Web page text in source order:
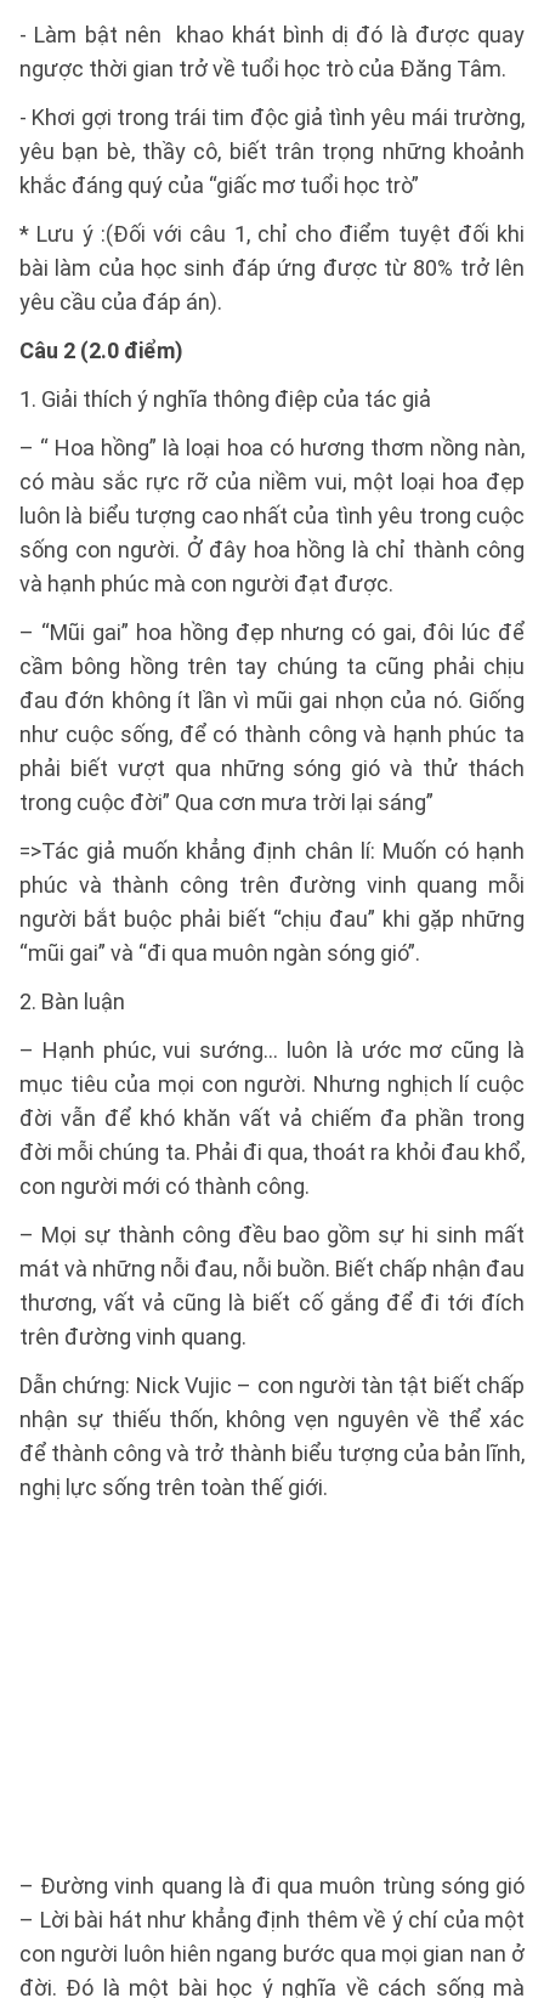
- Làm bật nên khao khát bình dị đó là được quay
ngược thời gian trở về tuổi học trò của Đăng Tâm.
- Khơi gợi trong trái tim độc giả tình yêu mái trường,
yêu bạn bè, thầy cô, biết trân trọng những khoảnh
khắc đáng quý của “giấc mơ tuổi học trò”
* Lưu ý :(Đối với câu 1, chỉ cho điểm tuyệt đối khi
bài làm của học sinh đáp ứng được từ 80% trở lên
yêu cầu của đáp án).
Câu 2 (2.0 điểm)
1. Giải thích ý nghĩa thông điệp của tác giả
– “ Hoa hồng” là loại hoa có hương thơm nồng nàn,
có màu sắc rực rỡ của niềm vui, một loại hoa đẹp
luôn là biểu tượng cao nhất của tình yêu trong cuộc
sống con người. Ở đây hoa hồng là chỉ thành công
và hạnh phúc mà con người đạt được.
– “Mũi gai” hoa hồng đẹp nhưng có gai, đôi lúc để
cầm bông hồng trên tay chúng ta cũng phải chịu
đau đớn không ít lần vì mũi gai nhọn của nó. Giống
như cuộc sống, để có thành công và hạnh phúc ta
phải biết vượt qua những sóng gió và thử thách
trong cuộc đời” Qua cơn mưa trời lại sáng”
=>Tác giả muốn khẳng định chân lí: Muốn có hạnh
phúc và thành công trên đường vinh quang mỗi
người bắt buộc phải biết “chịu đau” khi gặp những
“mũi gai” và “đi qua muôn ngàn sóng gió”.
2. Bàn luận
– Hạnh phúc, vui sướng… luôn là ước mơ cũng là
mục tiêu của mọi con người. Nhưng nghịch lí cuộc
đời vẫn để khó khăn vất vả chiếm đa phần trong
đời mỗi chúng ta. Phải đi qua, thoát ra khỏi đau khổ,
con người mới có thành công.
– Mọi sự thành công đều bao gồm sự hi sinh mất
mát và những nỗi đau, nỗi buồn. Biết chấp nhận đau
thương, vất vả cũng là biết cố gắng để đi tới đích
trên đường vinh quang.
Dẫn chứng: Nick Vujic – con người tàn tật biết chấp
nhận sự thiếu thốn, không vẹn nguyên về thể xác
để thành công và trở thành biểu tượng của bản lĩnh,
nghị lực sống trên toàn thế giới.
– Đường vinh quang là đi qua muôn trùng sóng gió
– Lời bài hát như khẳng định thêm về ý chí của một
con người luôn hiên ngang bước qua mọi gian nan ở
đời. Đó là một bài học ý nghĩa về cách sống mà